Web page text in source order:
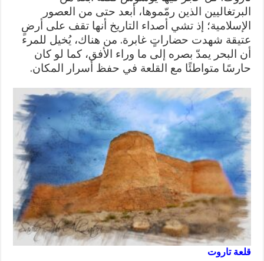
البرتغاليين الذين رمّموها، أبعد حتى من العصور
الإسلامية؛ إذ تشي أصداء التاريخ أنها تقف على أرضٍ
عتيقة شهدت حضاراتٍ غابرة. من هناك، يُخيل للمرء
أن البحر يمدّ بصره إلى ما وراء الأفق، كما لو كان
حارسًا متواطئًا مع القلعة في حفظ أسرار المكان.
قلعة تاروت